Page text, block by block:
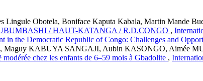
Lingule Obotela, Boniface Kaputa Kabala, Martin Mande
/ HAUT-KATANGA / R.D.CONGO ,
in the Democratic Republic of Congo: Challenges and
KABUYA SANGAJI, Aubin KASONGO, Aimée
chez les enfants de 6–59 mois à Gbadolite ,